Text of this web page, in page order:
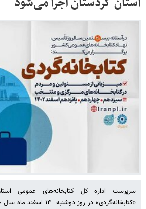
سرپرست اداره کل کتابخانه‌های عمومی